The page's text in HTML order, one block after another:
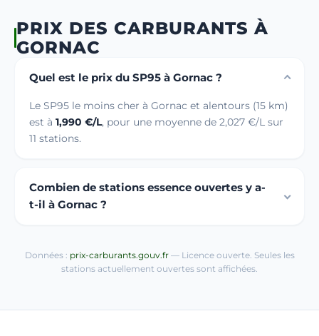
PRIX DES CARBURANTS À
GORNAC
Quel est le prix du SP95 à Gornac ?
Le SP95 le moins cher à Gornac et alentours (15 km)
est à 1,990 €/L, pour une moyenne de 2,027 €/L sur
11 stations.
Combien de stations essence ouvertes y a-
t-il à Gornac ?
Données : prix-carburants.gouv.fr— Licence ouverte. Seules les
stations actuellement ouvertes sont affichées.